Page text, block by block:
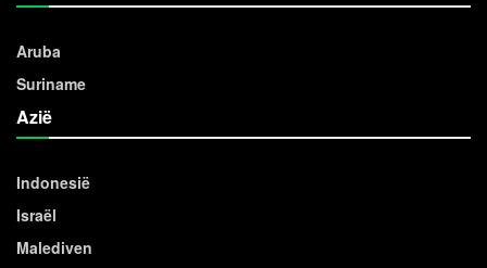
Aruba
Suriname
Azië
Indonesië
Israël
Malediven